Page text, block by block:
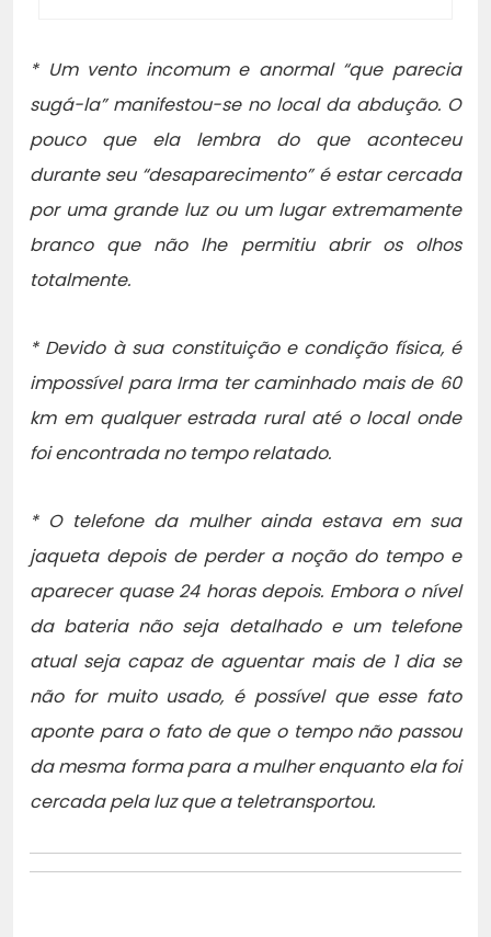
* Um vento incomum e anormal “que parecia
sugá-la” manifestou-se no local da abdução. O
pouco que ela lembra do que aconteceu
durante seu “desaparecimento” é estar cercada
por uma grande luz ou um lugar extremamente
branco que não lhe permitiu abrir os olhos
totalmente.
* Devido à sua constituição e condição física, é
impossível para Irma ter caminhado mais de 60
km em qualquer estrada rural até o local onde
foi encontrada no tempo relatado.
* O telefone da mulher ainda estava em sua
jaqueta depois de perder a noção do tempo e
aparecer quase 24 horas depois. Embora o nível
da bateria não seja detalhado e um telefone
atual seja capaz de aguentar mais de 1 dia se
não for muito usado, é possível que esse fato
aponte para o fato de que o tempo não passou
da mesma forma para a mulher enquanto ela foi
cercada pela luz que a teletransportou.